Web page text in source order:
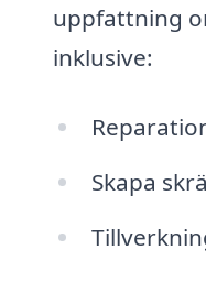
uppfattning
inklusive:
Skapa